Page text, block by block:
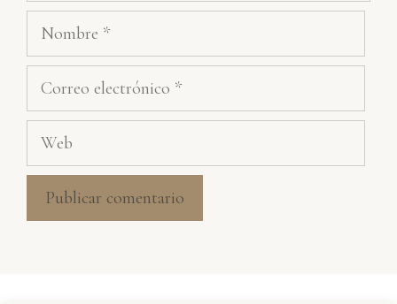
Nombre
Correo
electrónico
Web